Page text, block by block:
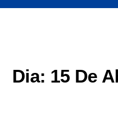
Dia: 15 De